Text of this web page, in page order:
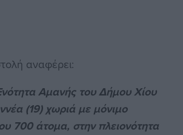
αναφέρει:
Αμανής του Δήμου Χίου
(19) χωριά με μόνιμο
700 άτομα, στην πλειονότητα